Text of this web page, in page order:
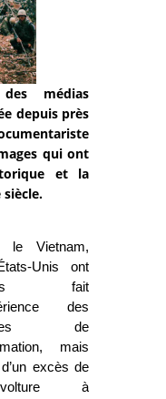
médias
depuis près
qui ont
et la
le Vietnam,
Unis ont
fait
des
de
mais
d’un excès de
à